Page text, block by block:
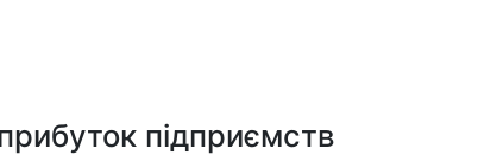
підприємств